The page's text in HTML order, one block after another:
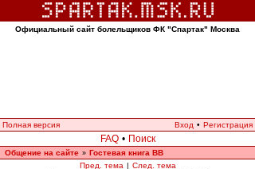
Официальный сайт болельщиков ФК "Спартак" Москва
Полная версия Вход • Регистрация
FAQ • Поиск
Общение на сайте » Гостевая книга ВВ
Пред. тема | След. тема